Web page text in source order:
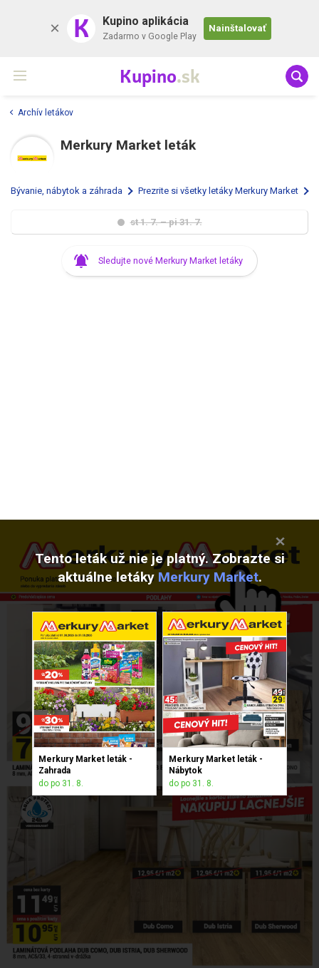
K Kupino aplikácia
Zadarmo v Google Play
Nainštalovať
Kupino.sk
Archív letákov
Merkury Market leták
Bývanie, nábytok a záhrada Prezrite si všetky letáky Merkury Market
st 1. 7. – pi 31. 7.
Sledujte nové Merkury Market letáky
Tento leták už nie je platný. Zobrazte si
aktuálne letáky Merkury Market.
Merkury Market leták -
Zahrada
do po 31. 8.
Merkury Market leták -
Nábytok
do po 31. 8.